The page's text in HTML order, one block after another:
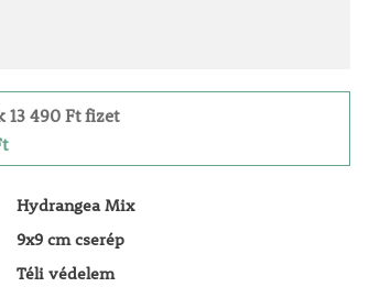
490 Ft fizet
Hydrangea Mix
9x9 cm cserép
Téli védelem